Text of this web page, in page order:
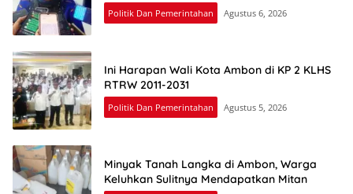
Politik Dan Pemerintahan Agustus 6, 2026
Ini Harapan Wali Kota Ambon di KP 2 KLHS
RTRW 2011-2031
Politik Dan Pemerintahan Agustus 5, 2026
Minyak Tanah Langka di Ambon, Warga
Keluhkan Sulitnya Mendapatkan Mitan